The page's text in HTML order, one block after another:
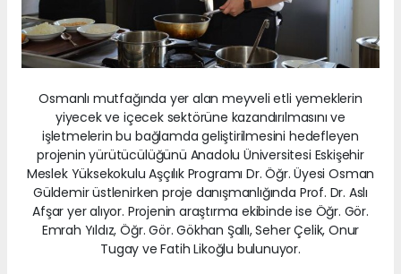
Osmanlı mutfağında yer alan meyveli etli yemeklerin
yiyecek ve içecek sektörüne kazandırılmasını ve
işletmelerin bu bağlamda geliştirilmesini hedefleyen
projenin yürütücülüğünü Anadolu Üniversitesi Eskişehir
Meslek Yüksekokulu Aşçılık Programı Dr. Öğr. Üyesi Osman
Güldemir üstlenirken proje danışmanlığında Prof. Dr. Aslı
Afşar yer alıyor. Projenin araştırma ekibinde ise Öğr. Gör.
Emrah Yıldız, Öğr. Gör. Gökhan Şallı, Seher Çelik, Onur
Tugay ve Fatih Likoğlu bulunuyor.